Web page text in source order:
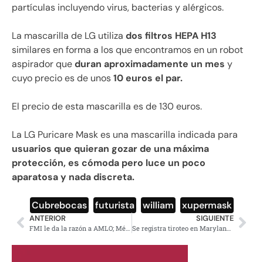
partículas incluyendo virus, bacterias y alérgicos.
La mascarilla de LG utiliza dos filtros HEPA H13
similares en forma a los que encontramos en un robot
aspirador queduran aproximadamente un mes y
cuyo precio es de unos10 euros el par.
El precio de esta mascarilla es de 130 euros.
La LG Puricare Mask es una mascarilla indicada para
usuarios que quieran gozar de una máxima
protección, es cómoda pero luce un poco
aparatosa y nada discreta.
Cubrebocas futurista william xupermask
ANTERIOR SIGUIENTE